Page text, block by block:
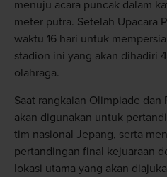
menuju acara puncak dalam
meter putra. Setelah Upacara
waktu 16 hari untuk
stadion ini yang akan dihadiri
olahraga.
Saat rangkaian Olimpiade dan
akan digunakan untuk
tim nasional Jepang, serta
pertandingan final kejuaraan
lokasi utama yang akan